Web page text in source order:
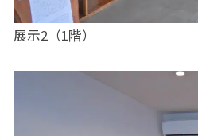
展示2（1階）